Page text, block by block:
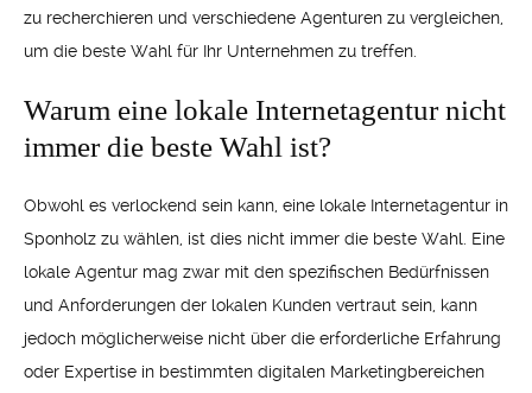
zu recherchieren und verschiedene Agenturen zu vergleichen,
um die beste Wahl für Ihr Unternehmen zu treffen.
Warum eine lokale Internetagentur nicht
immer die beste Wahl ist?
Obwohl es verlockend sein kann, eine lokale Internetagentur in
Sponholz zu wählen, ist dies nicht immer die beste Wahl. Eine
lokale Agentur mag zwar mit den spezifischen Bedürfnissen
und Anforderungen der lokalen Kunden vertraut sein, kann
jedoch möglicherweise nicht über die erforderliche Erfahrung
oder Expertise in bestimmten digitalen Marketingbereichen